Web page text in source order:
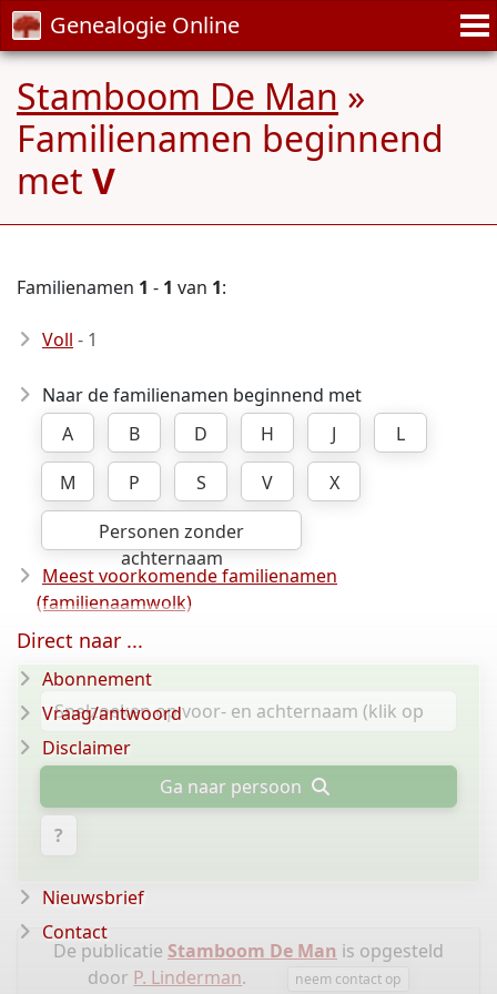
Genealogie Online
Stamboom De Man »
Familienamen beginnend
met V
Familienamen 1 - 1 van 1:
Voll - 1
Naar de familienamen beginnend met
A
B D H J
L
M
P S V
X
Personen zonder
achternaam
Meest voorkomende familienamen
(familienaamwolk)
Ga naar persoon
?
De publicatie Stamboom De Man is opgesteld
door P. Linderman. neem contact op
Direct naar ...
Abonnement
Vraag/antwoord
Disclaimer
Nieuwsbrief
Contact